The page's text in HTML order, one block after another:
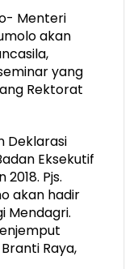
Menteri
akan
yang
Rektorat
Deklarasi
Eksekutif
Pjs.
akan hadir
Mendagri.
Raya,